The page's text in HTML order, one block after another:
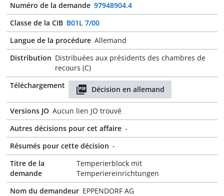
Numéro de la demande 97948904.4
Classe de la CIB B01L 7/00
Langue de la procédure Allemand
Distribution Distribuées aux présidents des chambres de
recours (C)
Téléchargement
Décision en allemand
Versions JO Aucun lien JO trouvé
Autres décisions pour cet affaire -
Résumés pour cette décision -
Titre de la
demande
Temperierblock mit
Temperiereinrichtungen
Nom du demandeur EPPENDORF AG